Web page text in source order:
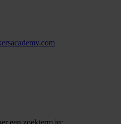
een zoekterm in: